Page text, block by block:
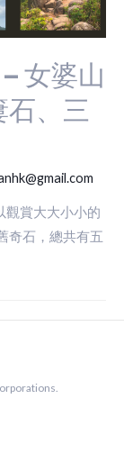
女婆山
、三
觀賞大大小小的
奇石，總共有五